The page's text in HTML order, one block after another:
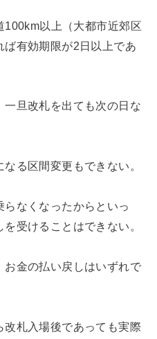
100km以上（大都市近郊区
有効期限が2日以上であ
旦改札を出ても次の日な
る区間変更もできない。
なくなったからといっ
受けることはできない。
金の払い戻しはいずれで
札入場後であっても実際